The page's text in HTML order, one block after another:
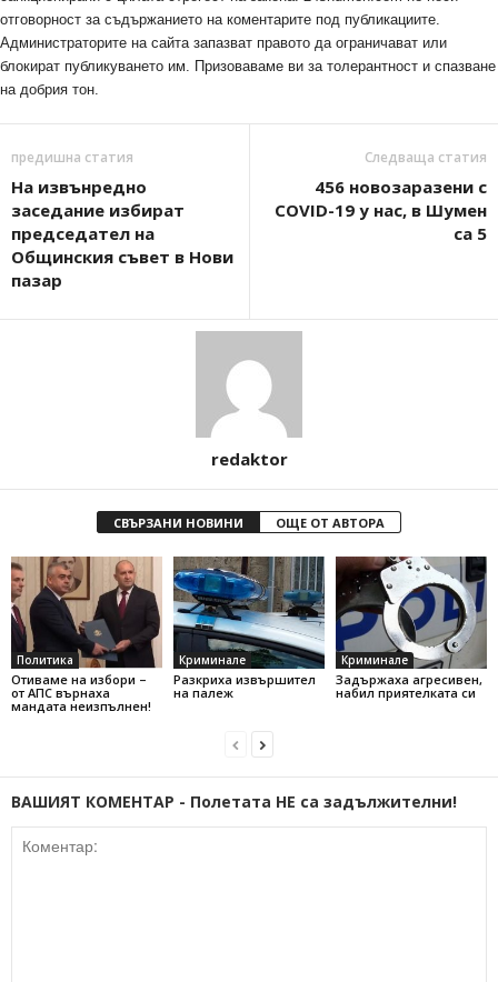
отговорност за съдържанието на коментарите под публикациите.
Администраторите на сайта запазват правото да ограничават или
блокират публикуването им. Призоваваме ви за толерантност и спазване
на добрия тон.
предишна статия
На извънредно
заседание избират
председател на
Общинския съвет в Нови
пазар
Следваща статия
456 новозаразени с
COVID-19 у нас, в Шумен
са 5
redaktor
СВЪРЗАНИ НОВИНИ ОЩЕ ОТ АВТОРА
Политика
Отиваме на избори –
от АПС върнаха
мандата неизпълнен!
Криминале
Разкриха извършител
на палеж
Криминале
Задържаха агресивен,
набил приятелката си
ВАШИЯТ КОМЕНТАР - Полетата НЕ са задължителни!